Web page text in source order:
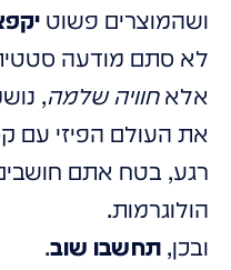
ושהמוצרים פשוט
לא סתם מודעה
אלאחוויה שלמה,
את העולם הפיזי עם
רגע, בטח אתם
הולוגרמות.
ובכן, תחשבו שוב.